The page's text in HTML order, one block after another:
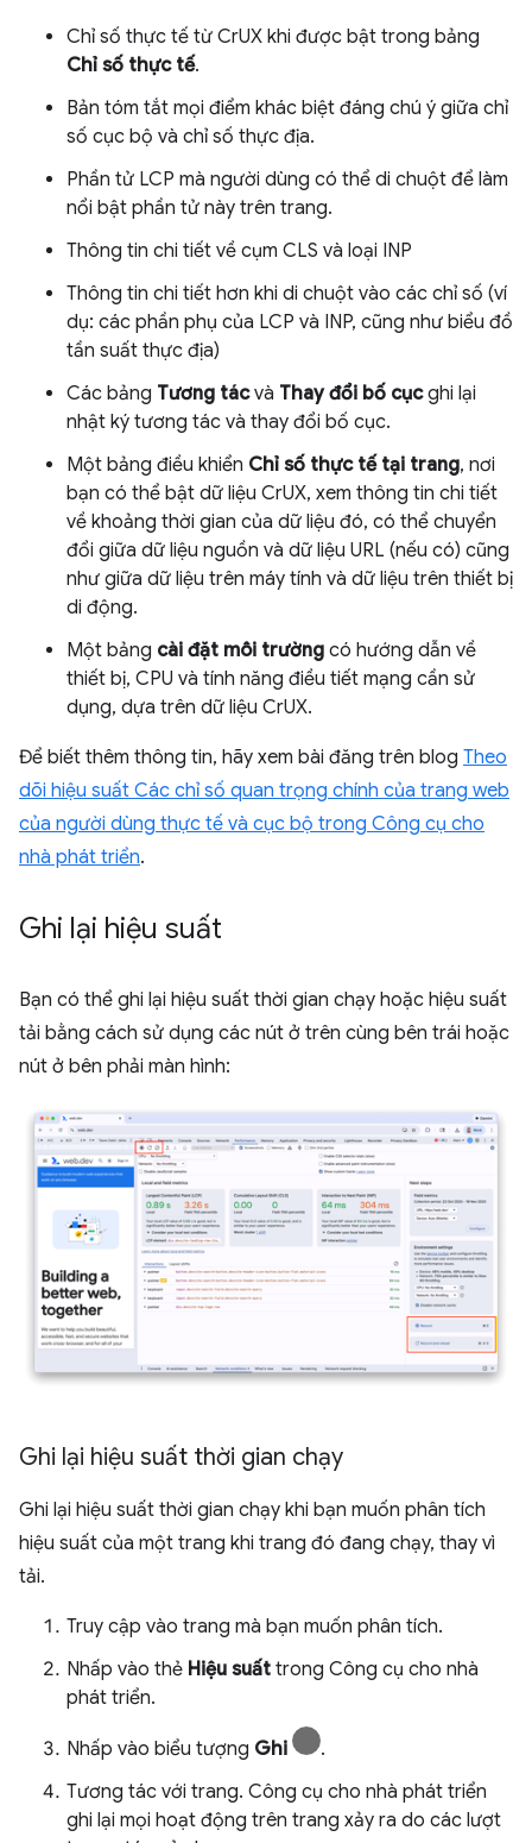
Chỉ số thực tế từ CrUX khi được bật trong bảng
Chỉ số thực tế.
Bản tóm tắt mọi điểm khác biệt đáng chú ý giữa chỉ
số cục bộ và chỉ số thực địa.
Phần tử LCP mà người dùng có thể di chuột để làm
nổi bật phần tử này trên trang.
Thông tin chi tiết về cụm CLS và loại INP
Thông tin chi tiết hơn khi di chuột vào các chỉ số (ví
dụ: các phần phụ của LCP và INP, cũng như biểu đồ
tần suất thực địa)
Các bảng Tương tácvà Thay đổi bố cụcghi lại
nhật ký tương tác và thay đổi bố cục.
Một bảng điều khiển Chỉ số thực tế tại trang, nơi
bạn có thể bật dữ liệu CrUX, xem thông tin chi tiết
về khoảng thời gian của dữ liệu đó, có thể chuyển
đổi giữa dữ liệu nguồn và dữ liệu URL (nếu có) cũng
như giữa dữ liệu trên máy tính và dữ liệu trên thiết bị
di động.
Một bảng cài đặt môi trường có hướng dẫn về
thiết bị, CPU và tính năng điều tiết mạng cần sử
dụng, dựa trên dữ liệu CrUX.
Để biết thêm thông tin, hãy xem bài đăng trên blog Theo
dõi hiệu suất Các chỉ số quan trọng chính của trang web
của người dùng thực tế và cục bộ trong Công cụ cho
nhà phát triển.
Ghi lại hiệu suất
Bạn có thể ghi lại hiệu suất thời gian chạy hoặc hiệu suất
tải bằng cách sử dụng các nút ở trên cùng bên trái hoặc
nút ở bên phải màn hình:
Ghi lại hiệu suất thời gian chạy
Ghi lại hiệu suất thời gian chạy khi bạn muốn phân tích
hiệu suất của một trang khi trang đó đang chạy, thay vì
tải.
Truy cập vào trang mà bạn muốn phân tích.
Nhấp vào thẻ Hiệu suất trong Công cụ cho nhà
phát triển.
Nhấp vào biểu tượng Ghi
.
Tương tác với trang. Công cụ cho nhà phát triển
ghi lại mọi hoạt động trên trang xảy ra do các lượt